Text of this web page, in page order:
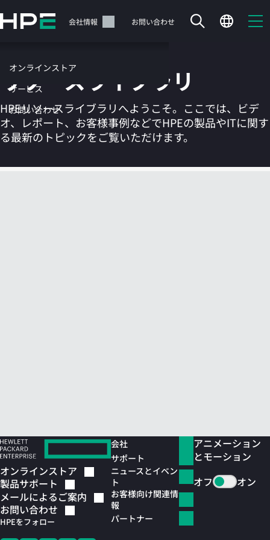
イ
テ
ツ
に
ス
ッ
サポート 会社情報 お問い合わせ
オンラインストア
サービス
お問い合わせ
カートは空です
リソースライブラリ
HPEリソースライブラリへようこそ。ここでは、ビデ
オ、レポート、お客様事例などでHPEの製品やITに関す
る最新のトピックをご覧いただけます。
オンラインストア
製品サポート
メールによるご案内
お問い合わせ
HPEをフォロー
会社
サポート
ニュースとイベン
ト
お客様向け関連情
報
パートナー
アニメーション
とモーション
オフ
オン